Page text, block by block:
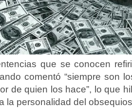
que se conocen
comentó “siempre son
de quien los hace”, lo que
la personalidad del